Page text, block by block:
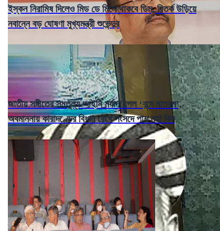
ইস্কন নিরামিষ দিলেও মিড ডে মিলে থাকবে ডিম, বিতর্ক উড়িয়ে
নবান্নে বড় ঘোষণা মুখ্যমন্ত্রী শুভেন্দুর
জাতীয় সঙ্গীতের সমতুল্য আইনি মর্যাদা পেল ‘বন্দে মাতরম’,
অবমাননায় কারাদণ্ডের বিধান রেখে সংসদে পাশ নয়া বিল